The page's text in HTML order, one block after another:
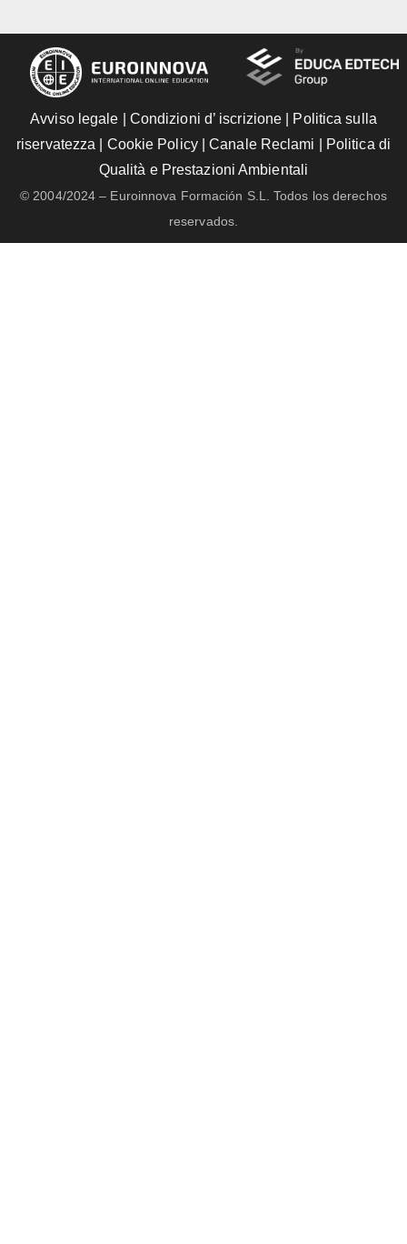
Avviso legale Condizioni d’ iscrizione
Politica sulla
riservatezza
Cookie Policy|Canale Reclami
Politica di
Qualità e Prestazioni Ambientali
© 2004/2024 – Euroinnova Formación S.L. Todos los derechos
reservados.